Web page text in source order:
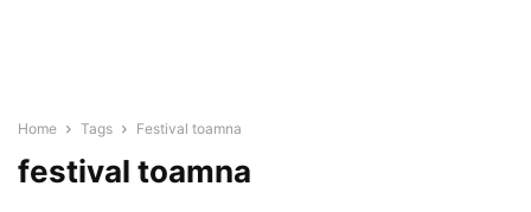
Home Tags Festival toamna
festival toamna